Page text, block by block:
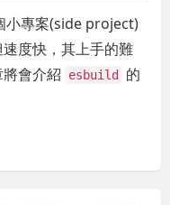
小專案(side project)
度快，其上手的難
會介紹
esbuild 的